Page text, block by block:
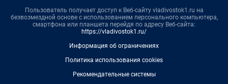
Пользователь получает доступ к Веб-сайту vladivostok1.ru на
безвозмездной основе с использованием персонального компьютера,
смартфона или планшета перейдя по адресу Веб-сайта:
https://vladivostok1.ru/
Информация об ограничениях
Политика использования cookies
Рекомендательные системы